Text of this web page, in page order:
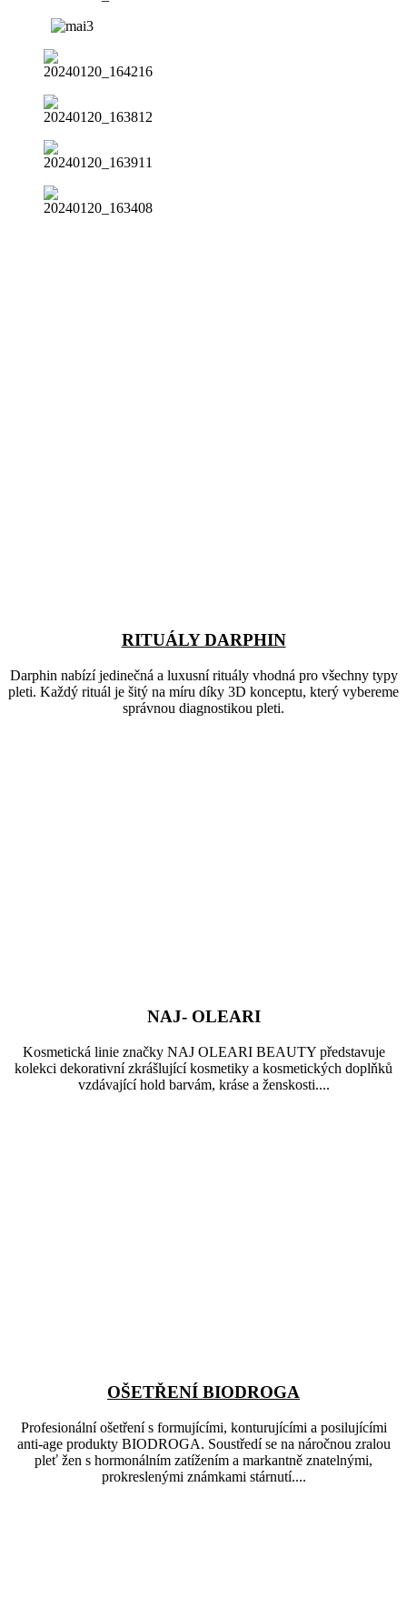
RITUÁLY DARPHIN
Darphin nabízí jedinečná a luxusní rituály vhodná pro všechny typy
pleti. Každý rituál je šitý na míru díky 3D konceptu, který vybereme
správnou diagnostikou pleti.
NAJ- OLEARI
Kosmetická linie značky NAJ OLEARI BEAUTY představuje
kolekci dekorativní zkrášlující kosmetiky a kosmetických doplňků
vzdávající hold barvám, kráse a ženskosti....
OŠETŘENÍ BIODROGA
Profesionální ošetření s formujícími, konturujícími a posilujícími
anti-age produkty BIODROGA. Soustředí se na náročnou zralou
pleť žen s hormonálním zatížením a markantně znatelnými,
prokreslenými známkami stárnutí....